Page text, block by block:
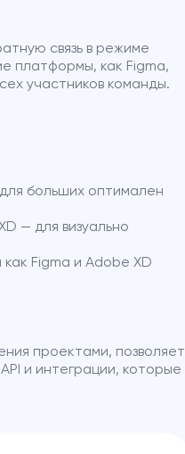
связь в режиме
платформы, как Figma,
участников команды.
больших оптимален
— для визуально
Figma и Adobe XD
проектами, позволяет
и интеграции, которые